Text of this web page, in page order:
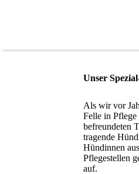
Unser
Als wir vor
Felle in
befreundeten
tragende
Hündinnen
Pflegestellen
auf.